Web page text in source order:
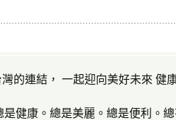
的連結， 一起迎向美好未來 健
健康。總是美麗。總是便利。總